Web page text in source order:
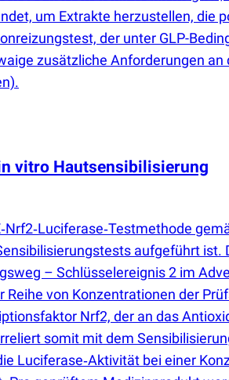
um Extrakte herzustellen, die
der unter GLP-
zusätzliche Anforderungen
in vitro Hautsensibilisierung
aufgeführt
– Schlüsselereignis 2 im
von Konzentrationen der
Nrf2, der an das
somit mit dem
Luciferase‑Aktivität bei einer